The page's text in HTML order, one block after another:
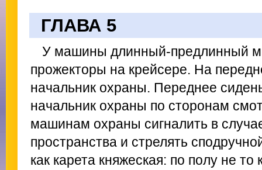
ГЛАВА 5
У машины длинный-предлинный
прожекторы на крейсере. На
начальник охраны. Переднее
начальник охраны по сторонам
машинам охраны сигналить в
пространства и стрелять
как карета княжеская: по полу не то